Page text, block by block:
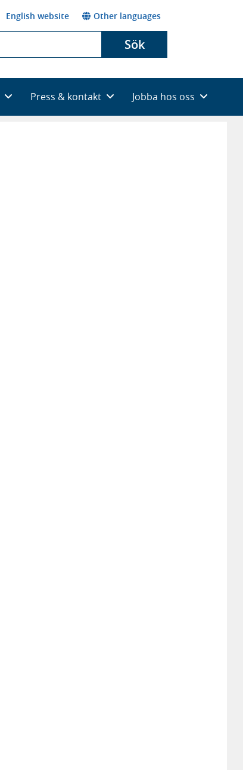
English website Other languages
Sök
Press & kontakt Jobba hos oss